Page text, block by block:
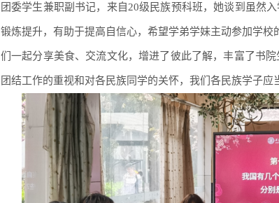
团委学生兼职副书记，来自20级民族预科班，她谈到虽然
锻炼提升，有助于提高自信心，希望学弟学妹主动参加学
们一起分享美食、交流文化，增进了彼此了解，丰富了书
团结工作的重视和对各民族同学的关怀，我们各民族学子